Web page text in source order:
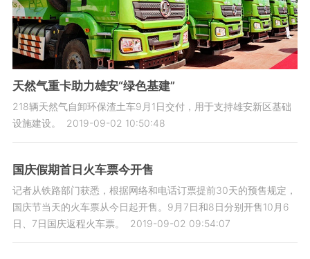
天然气重卡助力雄安“绿色基建”
218辆天然气自卸环保渣土车9月1日交付，用于支持雄安新区基础
设施建设。
2019-09-02 10:50:48
国庆假期首日火车票今开售
记者从铁路部门获悉，根据网络和电话订票提前30天的预售规定，
国庆节当天的火车票从今日起开售。9月7日和8日分别开售10月6
日、7日国庆返程火车票。
2019-09-02 09:54:07